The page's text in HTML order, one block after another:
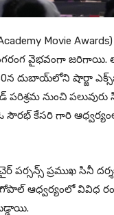
Movie
వైభవంగా
30న దుబాయ్‌లోని షార్జా
నుంచి
సౌరభ్ కేసరి గారి
ప్రముఖ సినీ
గోపాల్ ఆధ్వర్యంలో